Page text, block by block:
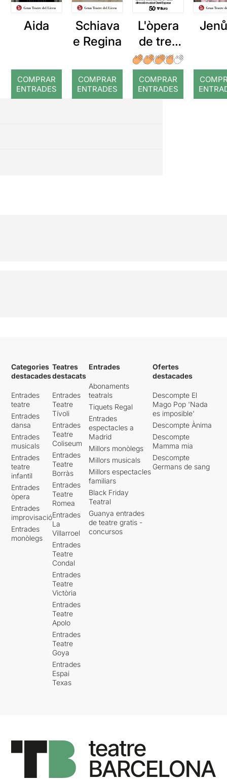
Aida
COMPRAR
ENTRADES
Schiava
e Regina
COMPRAR
ENTRADES
L'òpera
de tres
rals
COMPRAR
ENTRADES
Categories
destacades
Entrades
teatre
Entrades
dansa
Entrades
musicals
Entrades
teatre
infantil
Entrades
òpera
Entrades
improvisació
Entrades
monòlegs
Teatres
destacats
Entrades
Teatre
Tívoli
Entrades
Teatre
Coliseum
Entrades
Teatre
Borràs
Entrades
Teatre
Romea
Entrades
La
Villarroel
Entrades
Teatre
Condal
Entrades
Teatre
Victòria
Entrades
Teatre
Apolo
Entrades
Teatre
Goya
Entrades
Espai
Texas
Entrades
Abonaments
teatrals
Tiquets Regal
Entrades
espectacles a
Madrid
Millors monòlegs
Millors musicals
Millors espectacles
familiars
Black Friday
Teatral
Guanya entrades
de teatre gratis -
concursos
Ofertes
destacades
Descompte El
Mago Pop 'Nada
es imposible'
Descompte Ànima
Descompte
Mamma mia
Descompte
Germans de sang